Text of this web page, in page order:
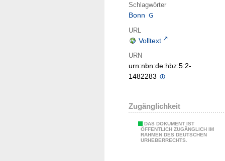
Schlagwörter
Bonn
URL
Volltext
URN
urn:nbn:de:hbz:5:2-
1482283
Zugänglichkeit
DAS DOKUMENT IST
ÖFFENTLICH ZUGÄNGLICH IM
RAHMEN DES DEUTSCHEN
URHEBERRECHTS.